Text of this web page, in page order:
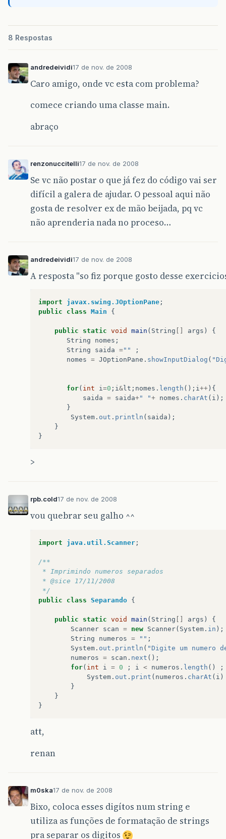
8 Respostas
andredeividi17 de nov. de 2008
Caro amigo, onde vc esta com problema?
comece criando uma classe main.
abraço
renzonuccitelli17 de nov. de 2008
Se vc não postar o que já fez do código vai ser
difícil a galera de ajudar. O pessoal aqui não
gosta de resolver ex de mão beijada, pq vc
não aprenderia nada no proceso…
andredeividi17 de nov. de 2008
A resposta "so fiz porque gosto desse
import javax.swing.JOptionPane ;
public
class Main {
public static void main ( String [] args )
{
String
nomes ;
String
saida =""
;
nomes = JOptionPane . showInputDialog (
for( int i =0 ; i &lt ; nomes . length (); i ++){
saida = saida+" "+ nomes . charAt ( i );
}
System . out . println ( saida );
}
}
>
rpb.cold17 de nov. de 2008
vou quebrar seu galho ^^
import java.util.Scanner ;
/**
* Imprimindo numeros separados
* @sice 17/11/2008
*/
public
class Separando {
public static void main ( String args )
{
Scanner scan = new Scanner( System . in );
String
numeros = "" ;
System . out . println ( "Digite um numero
numeros = scan . next ();
for( int i = 0 ; i < numeros . length ()
;
System . out . print ( numeros . charAt ( i )
}
}
}
att,
renan
m0ska17 de nov. de 2008
Bixo, coloca esses digítos num string e
utiliza as funções de formatação de strings
pra separar os digitos